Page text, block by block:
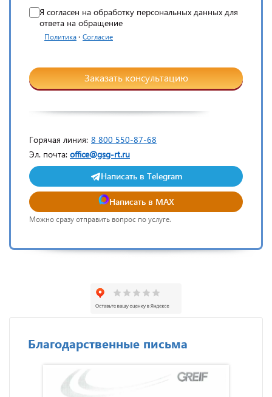
Я согласен на обработку персональных данных для
ответа на обращение
Политика · Согласие
Заказать консультацию
Горячая линия: 8 800 550-87-68
Эл. почта: office@gsg-rt.ru
Написать в Telegram
Написать в MAX
Можно сразу отправить вопрос по услуге.
Благодарственные письма